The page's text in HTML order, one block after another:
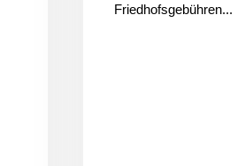
Friedhofsgebühren...